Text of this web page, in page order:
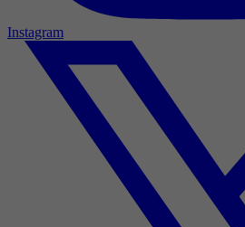
Instagram